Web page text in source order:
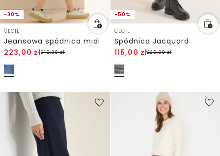
-30%
CECIL
Jeansowa spódnica midi
223,00 zł319,00zł
-50%
CECIL
Spódnica Jacquard
115,00 zł229,00zł